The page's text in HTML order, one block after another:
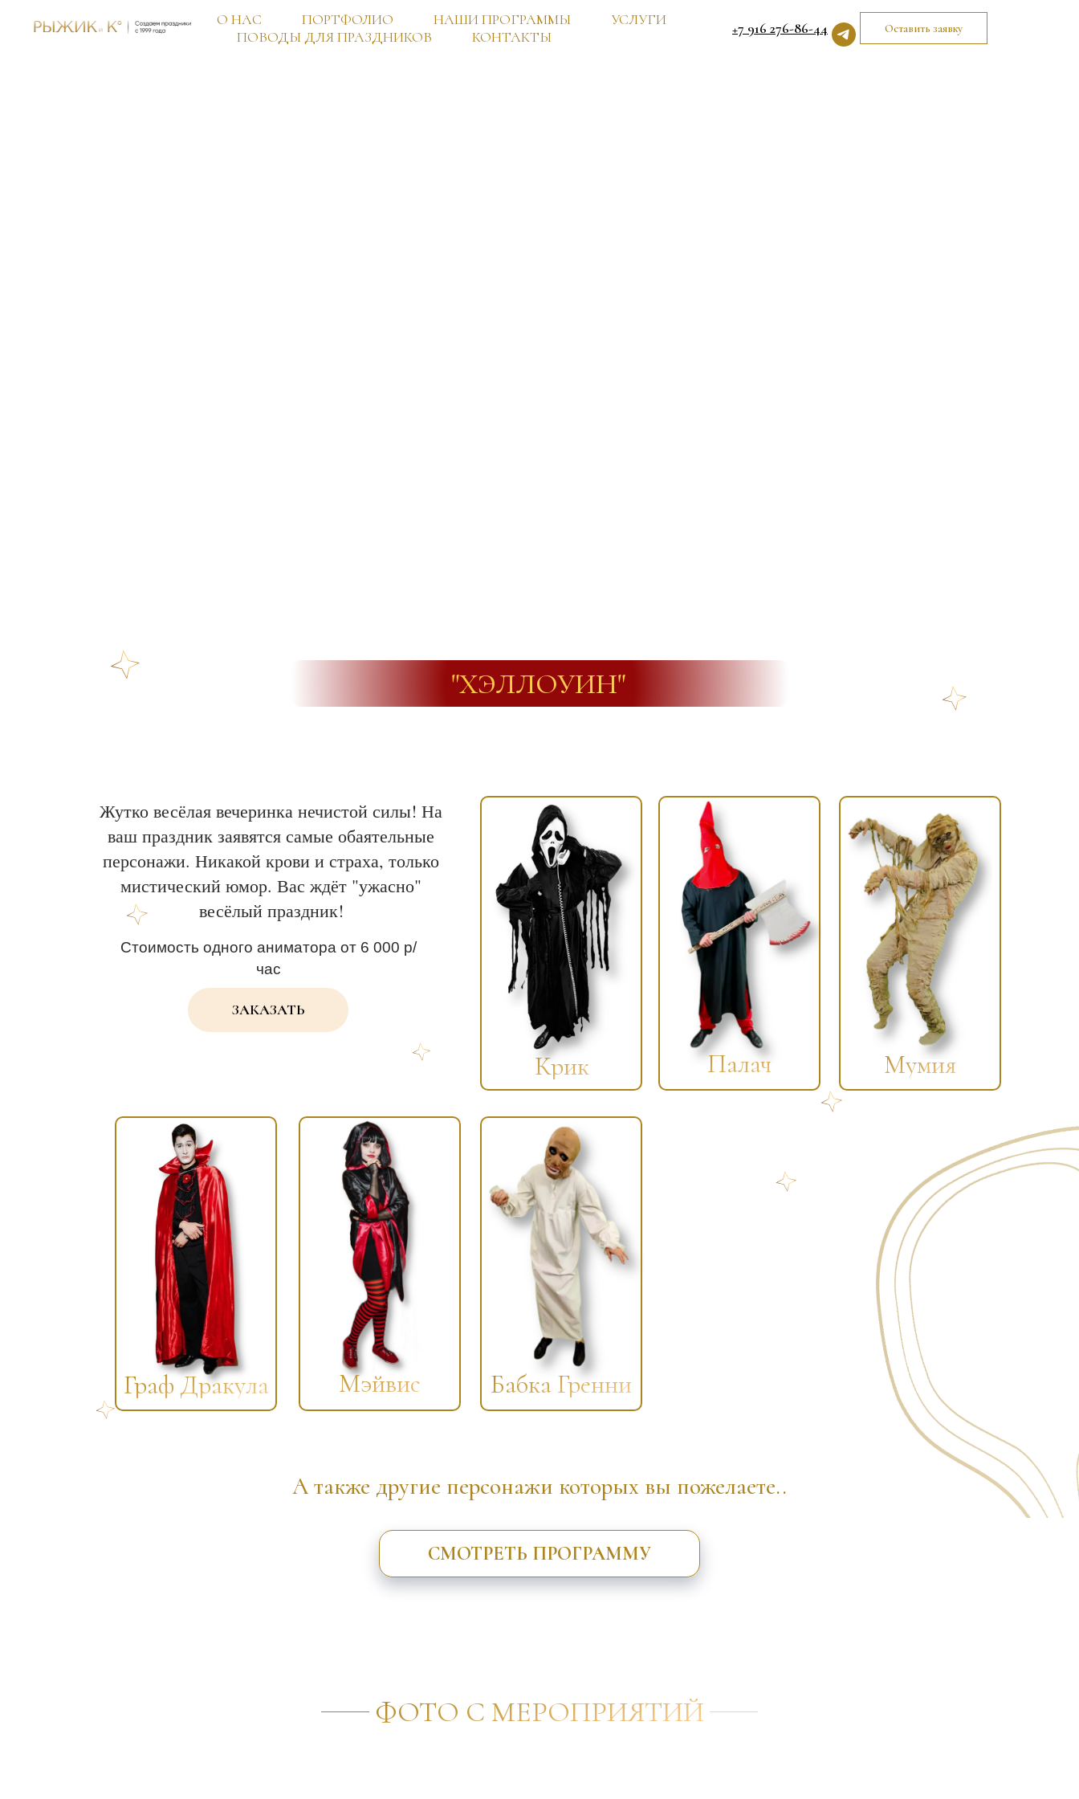
О НАС ПОРТФОЛИО НАШИ ПРОГРАММЫ
УСЛУГИ
ПОВОДЫ ДЛЯ ПРАЗДНИКОВ
КОНТАКТЫ +7 916 276-86-44 Оставить заявку
"ХЭЛЛОУИН"
Мэйвис
Граф Дракула
Палач
Стоимость одного аниматора от 6 000 р/
час
Жутко весёлая вечеринка нечистой силы! На
ваш праздник заявятся самые обаятельные
персонажи. Никакой крови и страха, только
мистический юмор. Вас ждёт "ужасно"
весёлый праздник!
ЗАКАЗАТЬ
А также другие персонажи которых вы пожелаете..
Крик
Бабка Гренни
Мумия
СМОТРЕТЬ ПРОГРАММУ
ФОТО С МЕРОПРИЯТИЙ